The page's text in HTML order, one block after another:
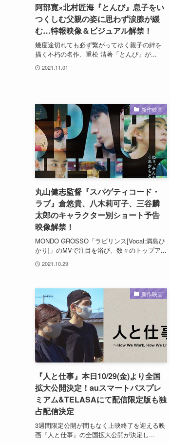
阿部寛×北村匠海『とんび』息子をい
つくしむ父親の姿に思わず涙腺が緩
む…特報映像＆ビジュアル解禁！
幾度途切れても必ず繋がってゆく親子の絆を
描く不朽の名作、重松 清著「とんび」が...
2021.11.01
新作映画
丸山健志監督『スパゲティコード・
ラブ』倉悠貴、八木莉可子、三谷麟
太郎のキャラクター別ショート予告
映像解禁！
MONDO GROSSO「ラビリンス[Vocal:満島ひ
かり]」のMVで注目を浴び、数々のトップア...
2021.10.29
新作映画
『人と仕事』本日10/29(金)より全国
拡大公開決定！auスマートパスプレ
ミアム&TELASAにて配信限定版も独
占配信決定
3週間限定公開が間もなく上映終了を迎える映
画『人と仕事』の全国拡大公開が決定し...